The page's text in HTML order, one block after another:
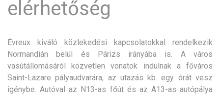
elérhetőség
Évreux kiváló közlekedési kapcsolatokkal rendelkezik
Normandián belül és Párizs irányába is. A város
vasútállomásáról közvetlen vonatok indulnak a főváros
Saint-Lazare pályaudvarára, az utazás kb. egy órát vesz
igénybe. Autóval az N13-as főút és az A13-as autópálya